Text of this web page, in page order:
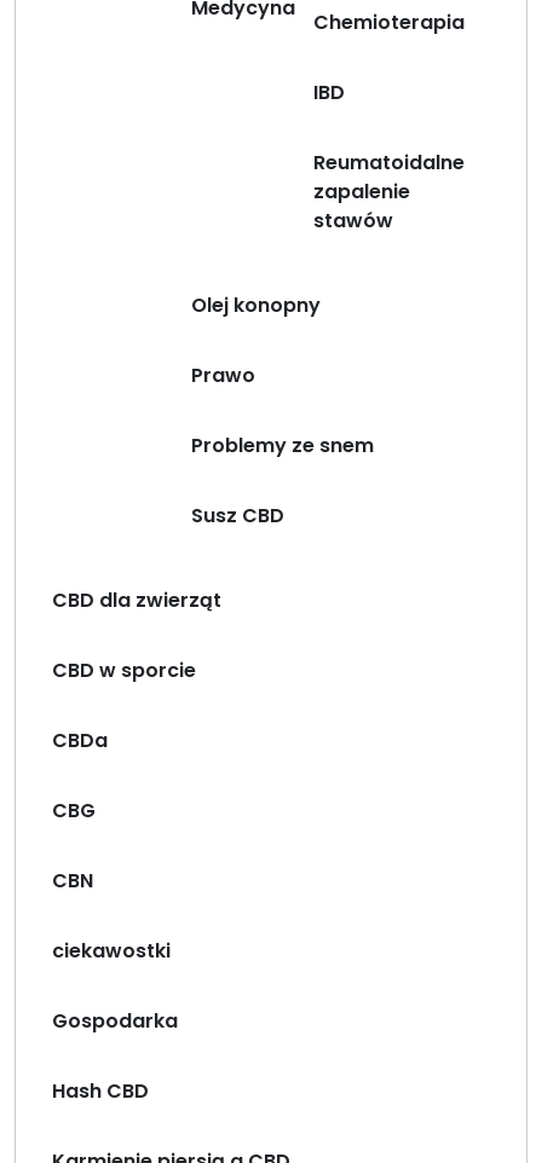
Medycyna
Chemioterapia
IBD
Reumatoidalne
zapalenie
stawów
Olej konopny
Prawo
Problemy ze snem
Susz CBD
CBD dla zwierząt
CBD w sporcie
CBDa
CBG
CBN
ciekawostki
Gospodarka
Hash CBD